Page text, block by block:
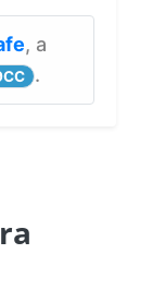
, a
.